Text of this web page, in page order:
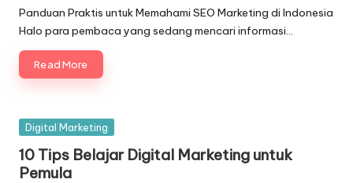
by
Panduan Praktis untuk Memahami SEO Marketing di Indonesia
Halo para pembaca yang sedang mencari informasi…
Read More
Posted
Digital Marketing
10 Tips Belajar Digital Marketing untuk
Pemula